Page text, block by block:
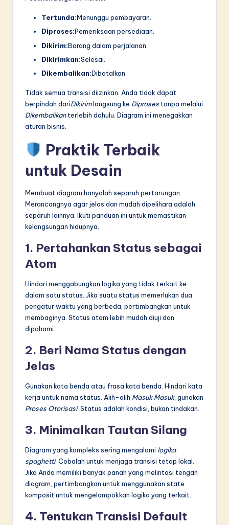
Tertunda:Menunggu pembayaran.
Diproses:Pemeriksaan persediaan.
Dikirim:Barang dalam perjalanan.
Dikirimkan:Selesai.
Dikembalikan:Dibatalkan.
Tidak semua transisi diizinkan. Anda tidak dapat
berpindah dariDikirimlangsung ke Diproses tanpa melalui
Dikembalikanterlebih dahulu. Diagram ini menegakkan
aturan bisnis.
Praktik Terbaik
untuk Desain
Membuat diagram hanyalah separuh pertarungan.
Merancangnya agar jelas dan mudah dipelihara adalah
separuh lainnya. Ikuti panduan ini untuk memastikan
kelangsungan hidupnya.
1. Pertahankan Status sebagai
Atom
Hindari menggabungkan logika yang tidak terkait ke
dalam satu status. Jika suatu status memerlukan dua
pengatur waktu yang berbeda, pertimbangkan untuk
membaginya. Status atom lebih mudah diuji dan
dipahami.
2. Beri Nama Status dengan
Jelas
Gunakan kata benda atau frasa kata benda. Hindari kata
kerja untuk nama status. Alih-alih Masuk Masuk, gunakan
Proses Otorisasi. Status adalah kondisi, bukan tindakan.
3. Minimalkan Tautan Silang
Diagram yang kompleks sering mengalami logika
spaghetti. Cobalah untuk menjaga transisi tetap lokal.
Jika Anda memiliki banyak panah yang melintasi tengah
diagram, pertimbangkan untuk menggunakan state
komposit untuk mengelompokkan logika yang terkait.
4. Tentukan Transisi Default